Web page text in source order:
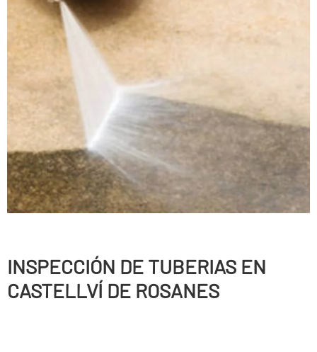
INSPECCIÓN DE TUBERIAS EN
CASTELLVÍ DE ROSANES